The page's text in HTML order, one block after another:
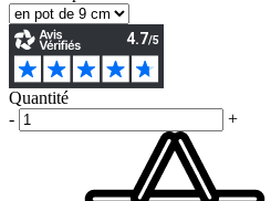
Quantité
-
+